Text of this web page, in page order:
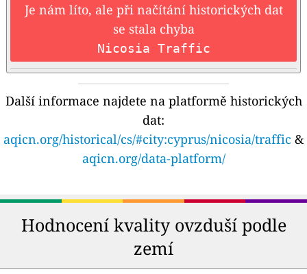
Je nám líto, ale při načítání historických dat
se stala chyba
Nicosia Traffic
Další informace najdete na platformě historických
dat:
aqicn.org/historical/cs/#city:cyprus/nicosia/traffic &
aqicn.org/data-platform/
Hodnocení kvality ovzduší podle
zemí